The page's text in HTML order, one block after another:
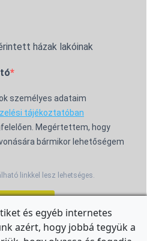
házak lakóinak
személyes adataim
tájékoztatóban
Megértettem, hogy
bármikor lehetőségem
linkkel lesz lehetséges.
clickHERE.
és egyéb internetes
azért, hogy jobbá tegyük a